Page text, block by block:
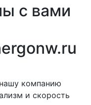
с вами
компанию
и скорость